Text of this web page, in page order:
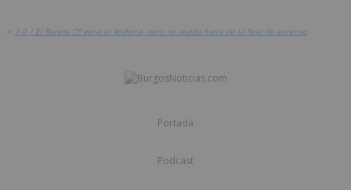
> 1-0 | El Burgos CF gana al Andorra, pero se queda fuera de la fase de ascenso
Portada
Podcast